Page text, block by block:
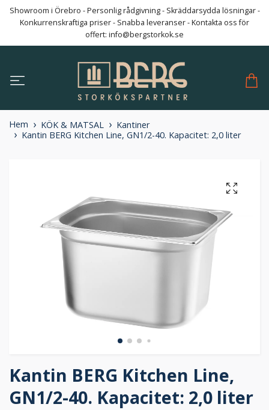
Showroom i Örebro - Personlig rådgivning - Skräddarsydda lösningar -
Konkurrenskraftiga priser - Snabba leveranser - Kontakta oss för
offert: info@bergstorkok.se
Hem KÖK & MATSAL
Kantiner
Kantin BERG Kitchen Line, GN1/2-40. Kapacitet: 2,0 liter
Kantin BERG Kitchen Line,
GN1/2-40. Kapacitet: 2,0 liter